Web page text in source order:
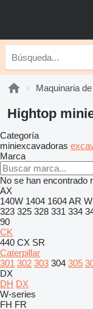
Maquinaria
Hightop
Categoría
miniexcavadoras
Marca
No se han encontrado
AX
140W 1404 1604AR
323 325 328 331 334
90
CK
440 CX SR
Caterpillar
301 302 303 304 305
DX
DH DX
W-series
FH FR